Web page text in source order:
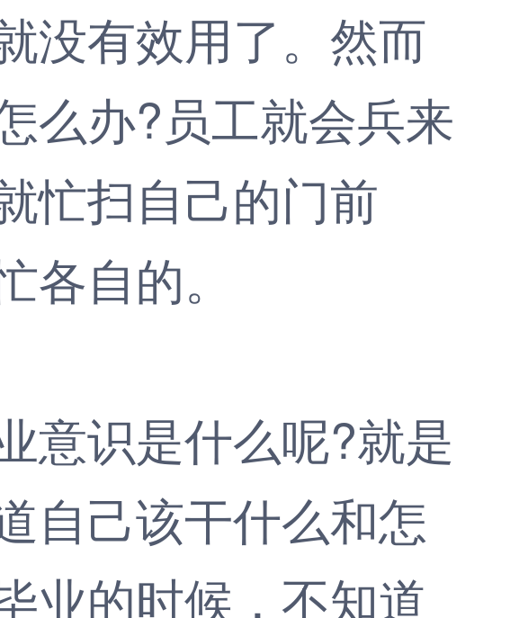
没有效用了。然而
么办?员工就会兵来
忙扫自己的门前
自的。
识是什么呢?就是
自己该干什么和怎
业的时候，不知道